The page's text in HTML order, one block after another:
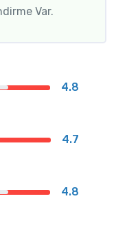
Var.
4.8
4.7
4.8